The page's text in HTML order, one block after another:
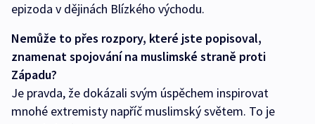
epizoda v dějinách Blízkého východu.
Nemůže to přes rozpory, které jste popisoval,
znamenat spojování na muslimské straně proti
Západu?
Je pravda, že dokázali svým úspěchem inspirovat
mnohé extremisty napříč muslimský světem. To je